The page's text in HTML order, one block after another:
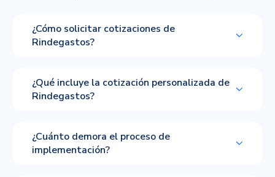
¿Cómo solicitar cotizaciones de
Rindegastos?
¿Qué incluye la cotización personalizada de
Rindegastos?
¿Cuánto demora el proceso de
implementación?